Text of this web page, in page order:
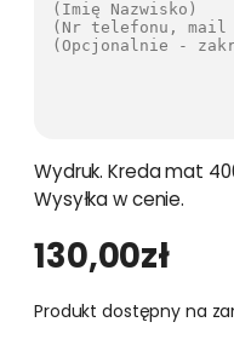
Wydruk. Kreda mat
Wysyłka w cenie.
130,00zł
Produkt dostępny na